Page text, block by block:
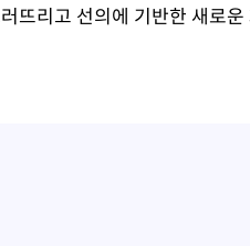
뜨리고 선의에 기반한 새로